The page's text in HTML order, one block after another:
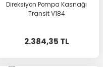
Direksiyon Pompa Kasnağı
Transit V184
2.384,35 TL